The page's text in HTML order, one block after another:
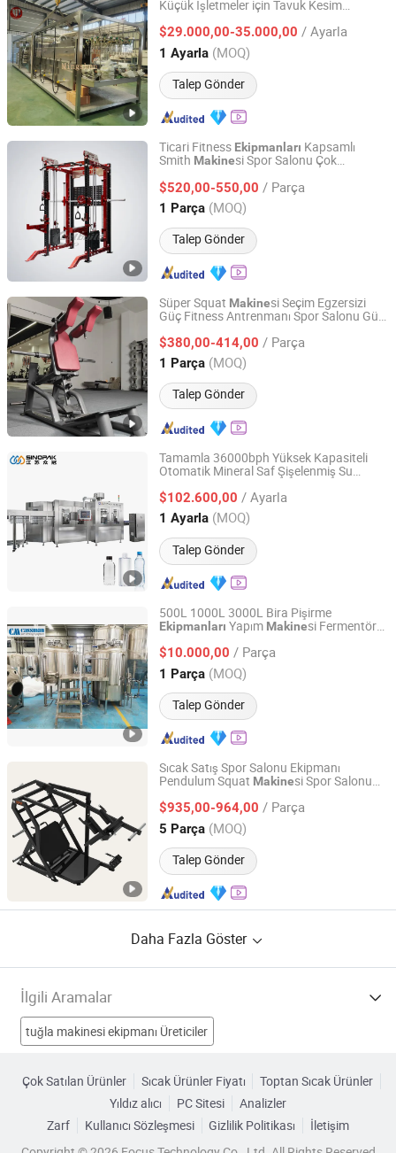
Küçük İşletmeler için Tavuk Kesim
$29.000,00-35.000,00 / Ayarla
1 Ayarla (MOQ)
Talep Gönder
Shandong Mingshun Intelligent Equipment Co., Ltd.
Shandong, China Fiyat 2024
Ticari Fitness Ekipmanları Kapsamlı
Smith Makinesi Spor Salonu Çok
Güç Rafı Ekipmanı
$520,00-550,00 / Parça
1 Parça (MOQ)
Talep Gönder
Shandong Coolbuild Fitness Equipment Co., Ltd
Shandong, China Fiyat 2024
Süper Squat Makinesi Seçim Egzersizi
Güç Fitness Antrenmanı Spor Salonu Güç
Plaka Yüklemeli Ekipman
$380,00-414,00 / Parça
1 Parça (MOQ)
Talep Gönder
Shandong Coolbuild Fitness Equipment Co., Ltd
Shandong, China Fiyat 2024
Tamamla 36000bph Yüksek Kapasiteli
Otomatik Mineral Saf Şişelenmiş Su
HattıMakineleri veEkipmanları
Su Tesisi için
$102.600,00 / Ayarla
1 Ayarla (MOQ)
Talep Gönder
Jiangsu Sinopak Tec Machinery Co, Ltd.
Jiangsu, China Fiyat 2017
500L 1000L 3000L Bira Pişirme
Ekipmanları Yapım Makinesi Fermentör
$10.000,00 / Parça
1 Parça (MOQ)
Talep Gönder
Jinan Cassman Machinery Co., Ltd.
Shandong, China Fiyat 2020
Sıcak Satış Spor Salonu Ekipmanı
Pendulum Squat Makinesi Spor Salonu
Fitness Ekipmanı Pendulum Squat
$935,00-964,00 / Parça
5 Parça (MOQ)
Talep Gönder
Shanghai Emprise Health Technology Co., Ltd
Shanghai, China Fiyat 2025
Daha Fazla Göster
İlgili Aramalar
tuğla makinesi ekipmanı Üreticiler
inşaat ekipmanı makinesi Üreticiler
Çok Satılan Ürünler Sıcak Ürünler Fiyatı
Toptan Sıcak Ürünler
Yıldız alıcı
PC Sitesi
Analizler
Zarf
Kullanıcı Sözleşmesi Gizlilik Politikası
İletişim